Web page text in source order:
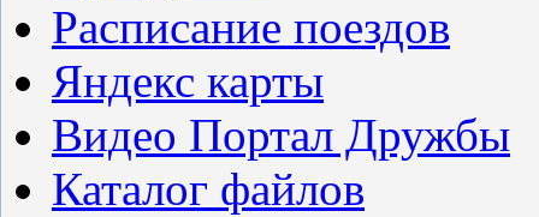
Расписание поездов
Яндекс карты
Видео Портал Дружбы
Каталог файлов